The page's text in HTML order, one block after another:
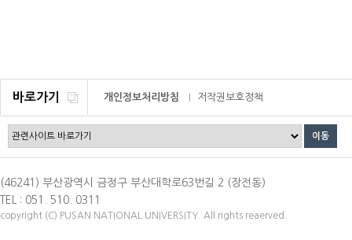
바로가기 개인정보처리방침 저작권보호정책
(46241) 부산광역시 금정구 부산대학로63번길 2 (장전동)
TEL : 051. 510. 0311
copyright (C) PUSAN NATIONAL UNIVERSITY. All rights reaerved.